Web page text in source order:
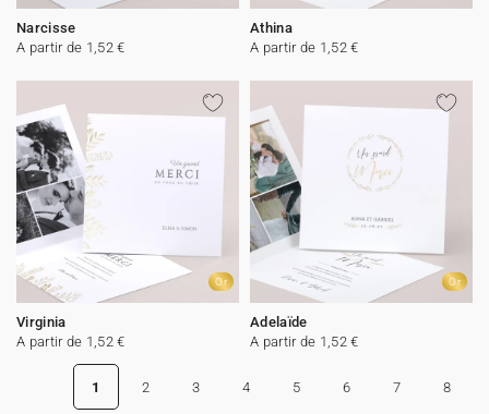
Narcisse
A partir de 1,52 €
Athina
A partir de 1,52 €
Or
Virginia
A partir de 1,52 €
Or
Adelaïde
A partir de 1,52 €
1 2 3 4 5 6 7 8